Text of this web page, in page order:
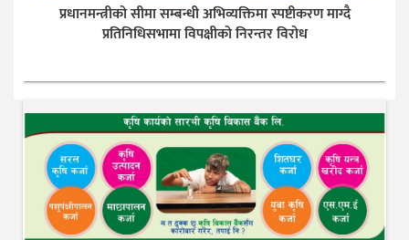
प्रधानमन्त्रीको सीमा सम्बन्धी अभिव्यक्तिमा स्पष्टीकरण माग्दै
प्रतिनिधिसभामा विपक्षीको निरन्तर विरोध